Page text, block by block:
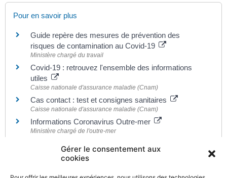
Gérer le consentement aux
cookies
Pour en savoir plus
Guide repère des mesures de prévention des
risques de contamination au Covid-19
Ministère chargé du travail
Covid-19 : retrouvez l'ensemble des informations
utiles
Caisse nationale d'assurance maladie (Cnam)
Cas contact : test et consignes sanitaires
Caisse nationale d'assurance maladie (Cnam)
Informations Coronavirus Outre-mer
Ministère chargé de l'outre-mer
Ministère chargé de l'intérieur
Caisse nationale d'assurance maladie (Cnam)